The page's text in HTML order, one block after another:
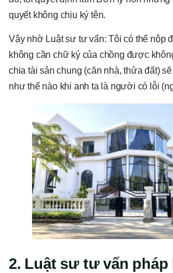
quyết không chịu ký tên.
Vậy nhờ Luật sư tư vấn: Tôi có thể nộp
không cần chữ ký của chồng được
chia tài sản chung (căn nhà, thửa đất)
như thế nào khi anh ta là người có lỗi
2. Luật sư tư vấn pháp